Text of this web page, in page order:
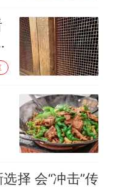
择 会“冲击”传